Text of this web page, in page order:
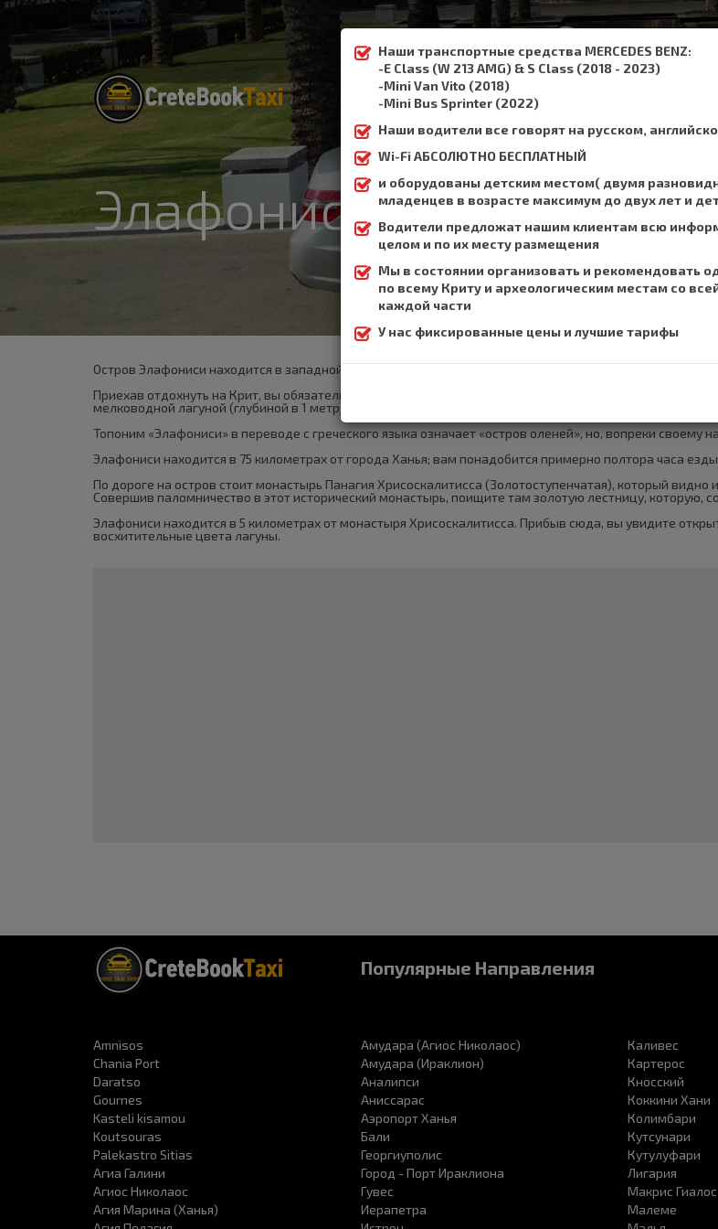
Наши транспортные средства MERCEDES BENZ:
-E Class (W 213 AMG) & S Class (2018 - 2023)
-Mini Van Vito (2018)
-Mini Bus Sprinter (2022)
Наши водители все говорят на русском,
Wi-Fi АБСОЛЮТНО БЕСПЛАТНЫЙ
и оборудованы детским местом( двумя
младенцев в возрасте максимум до двух лет и
Водители предложат нашим клиентам всю
целом и по их месту размещения
Мы в состоянии организовать и рекомендовать
по всему Криту и археологическим местам со
каждой части
У нас фиксированные цены и лучшие тарифы
Заказ такси
Элафониси
Остров Элафониси находится в западной части Крита, на юго-западе от города Ханья.
Приехав отдохнуть на Крит, вы обязательно о нём услышите. Это небольшой остров с белым песком,
мелководной лагуной (глубиной в 1 метр).
Топоним «Элафониси» в переводе с греческого языка означает «остров оленей», но, вопреки своему
Элафониси находится в 75 километрах от города Ханья; вам понадобится примерно полтора часа
По дороге на остров стоит монастырь Панагия Хрисоскалитисса (Золотоступенчатая), который
Совершив паломничество в этот исторический монастырь, поищите там золотую лестницу, которую,
Элафониси находится в 5 километрах от монастыря Хрисоскалитисса. Прибыв сюда, вы увидите
восхитительные цвета лагуны.
Популярные Направления
Amnisos
Chania Port
Daratso
Gournes
Kasteli kisamou
Koutsouras
Palekastro Sitias
Агиа Галини
Агиос Николаос
Агия Марина (Ханья)
Амудара (Агиос Николаос)
Амудара (Ираклион)
Аналипси
Аниссарас
Аэропорт Ханья
Бали
Георгиуполис
Город - Порт Ираклиона
Гувес
Иерапетра
Каливес
Картерос
Кносский
Коккини Хани
Колимбари
Кутсунари
Кутулуфари
Лигария
Макрис Гиалос
Малеме